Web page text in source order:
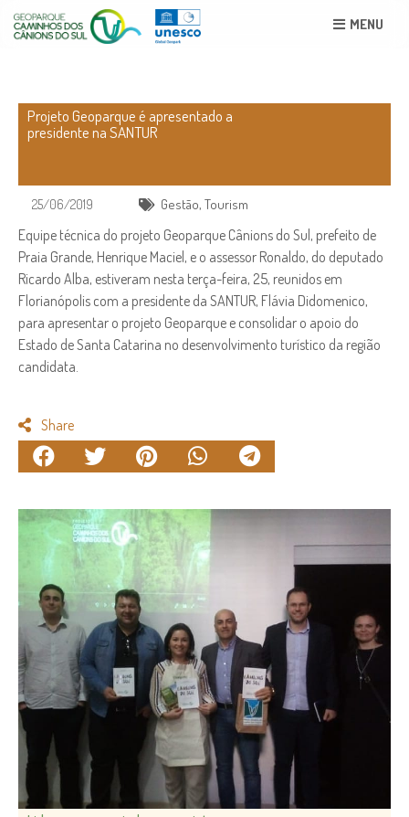
MENU
Projeto Geoparque é apresentado a
presidente na SANTUR
25/06/2019 Gestão,Tourism
Equipe técnica do projeto Geoparque Cânions do Sul, prefeito de
Praia Grande, Henrique Maciel, e o assessor Ronaldo, do deputado
Ricardo Alba, estiveram nesta terça-feira, 25, reunidos em
Florianópolis com a presidente da SANTUR, Flávia Didomenico,
para apresentar o projeto Geoparque e consolidar o apoio do
Estado de Santa Catarina no desenvolvimento turístico da região
candidata.
Share